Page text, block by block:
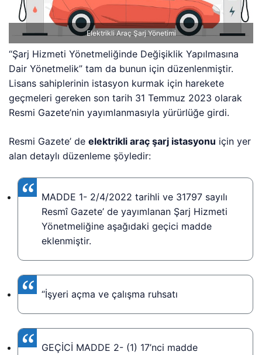
Elektrikli Araç Şarj Yönetimi
“Şarj Hizmeti Yönetmeliğinde Değişiklik Yapılmasına
Dair Yönetmelik” tam da bunun için düzenlenmiştir.
Lisans sahiplerinin istasyon kurmak için harekete
geçmeleri gereken son tarih 31 Temmuz 2023 olarak
Resmi Gazete’nin yayımlanmasıyla yürürlüğe girdi.
Resmi Gazete’ deelektrikli araç şarj istasyonu için yer
alan detaylı düzenleme şöyledir:
MADDE 1- 2/4/2022 tarihli ve 31797 sayılı
Resmî Gazete’ de yayımlanan Şarj Hizmeti
Yönetmeliğine aşağıdaki geçici madde
eklenmiştir.
“İşyeri açma ve çalışma ruhsatı
GEÇİCİ MADDE 2- (1) 17’nci madde